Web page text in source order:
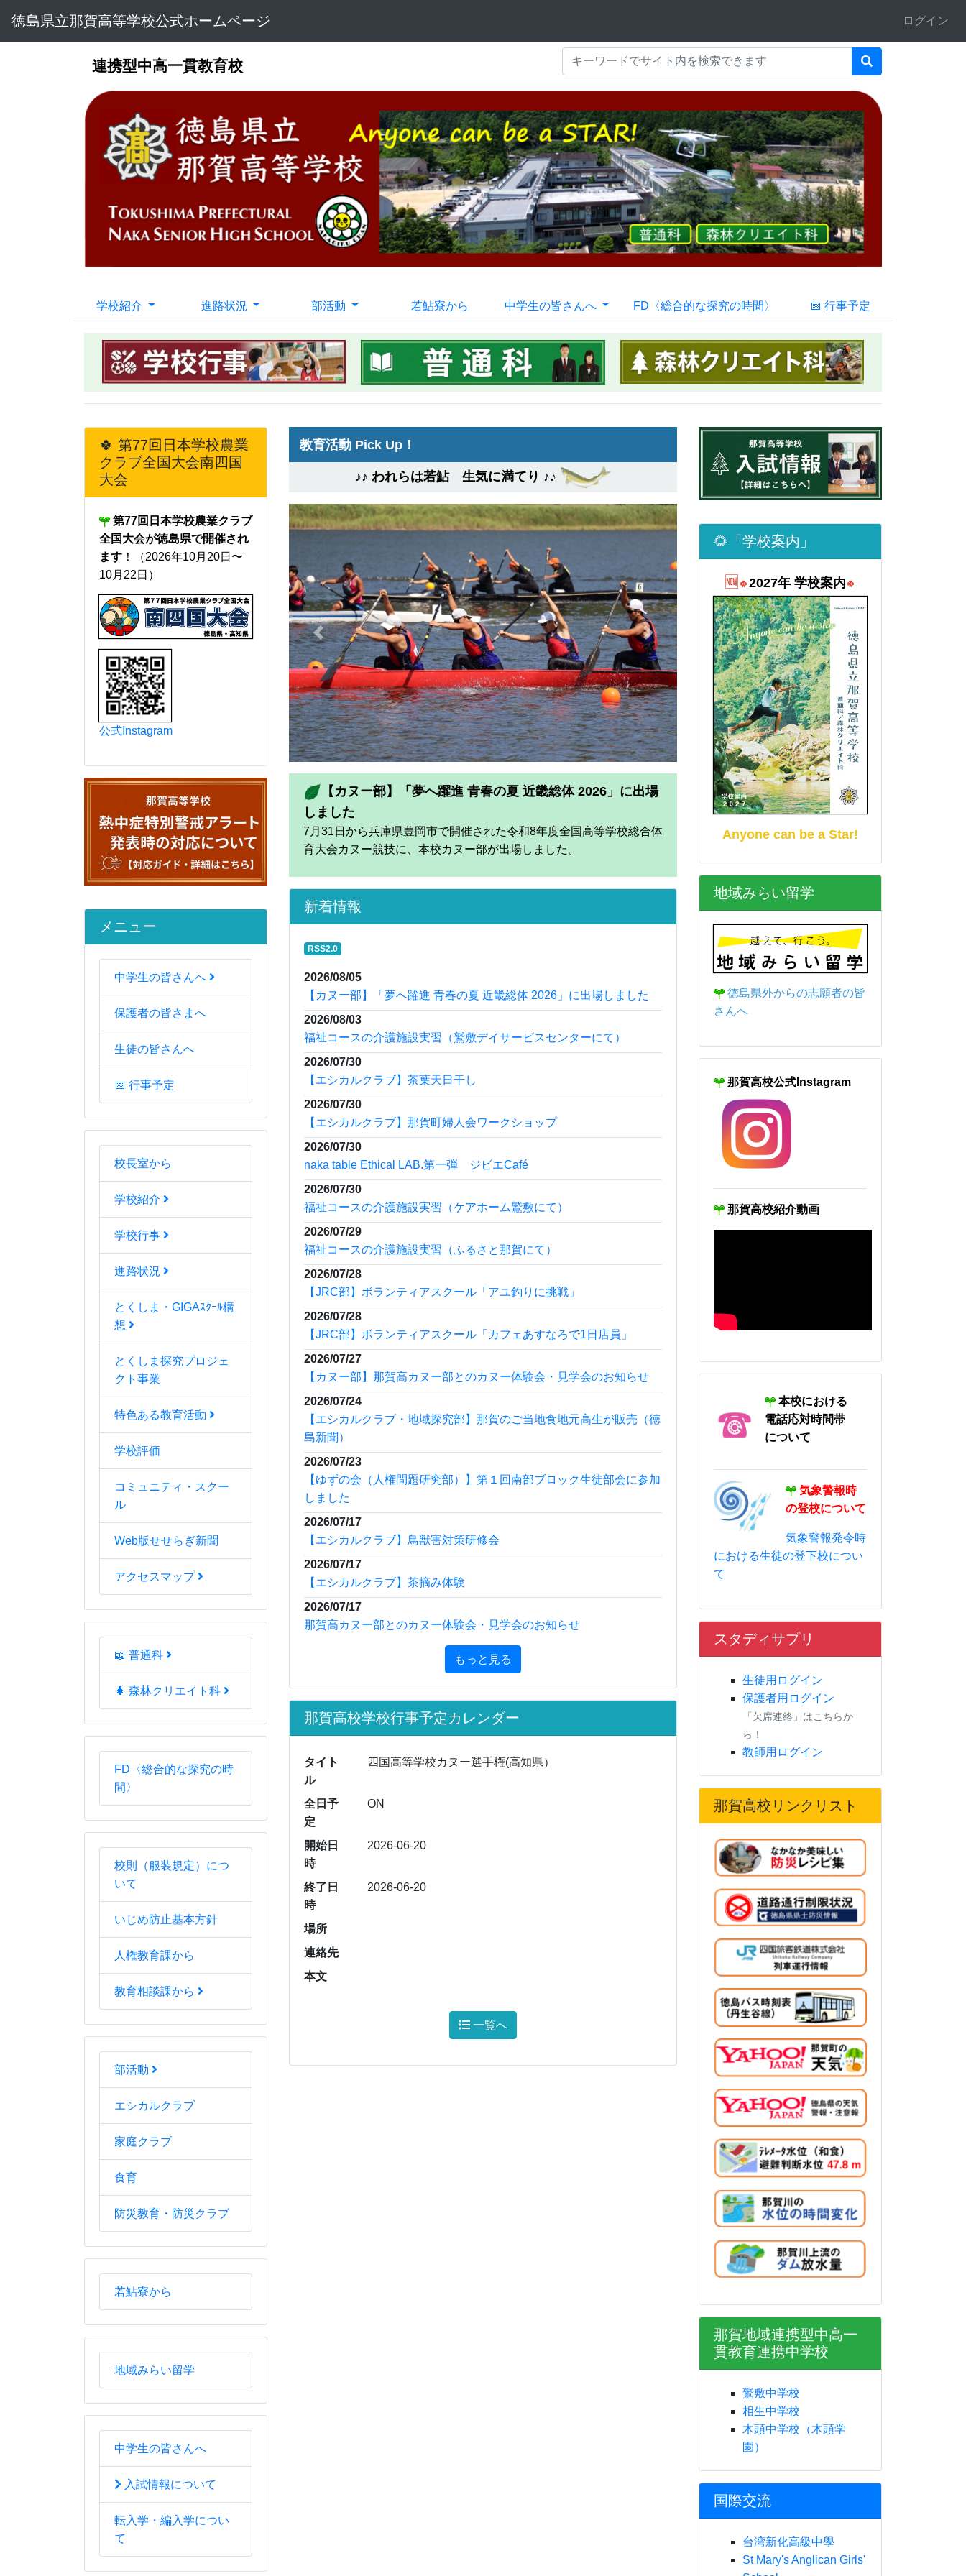
徳島県立那賀高等学校公式ホームページ ログイン
連携型中高一貫教育校
学校紹介 進路状況 部活動 若鮎寮から 中学生の皆さんへ FD〈総合的な探究の時間〉 📅 行事予定
🍀 第77回日本学校農業
クラブ全国大会南四国
大会
第77回日本学校農業クラブ
全国大会が徳島県で開催され
ます ！（2026年10月20日〜
10月22日）
公式Instagram
メニュー
中学生の皆さんへ
保護者の皆さまへ
生徒の皆さんへ
📅 行事予定
校長室から
学校紹介
学校行事
進路状況
とくしま・GIGAｽｸｰﾙ構
想
とくしま探究プロジェ
クト事業
特色ある教育活動
学校評価
コミュニティ・スクー
ル
Web版せせらぎ新聞
アクセスマップ
📖 普通科
🌲 森林クリエイト科
FD〈総合的な探究の時
間〉
校則（服装規定）につ
いて
いじめ防止基本方針
人権教育課から
教育相談課から
部活動
エシカルクラブ
家庭クラブ
食育
防災教育・防災クラブ
若鮎寮から
地域みらい留学
中学生の皆さんへ
入試情報について
転入学・編入学につい
て
教育活動 Pick Up！
♪♪ われらは若鮎 生気に満てり ♪♪
Previous Next
【カヌー部】「夢へ躍進 青春の夏 近畿総体 2026」に出場
7月31日から兵庫県豊岡市で開催された令和8年度全国高等学校総合体
育大会カヌー競技に、本校カヌー部が出場しました。
新着情報
RSS2.0
2026/08/05
【カヌー部】「夢へ躍進 青春の夏 近畿総体 2026」に出場しました
2026/08/03
2026/07/30
【エシカルクラブ】茶葉天日干し
2026/07/30
2026/07/30
naka table Ethical LAB.第一弾 ジビエCafé
福祉コースの介護施設実習（ケアホーム鷲敷にて）
2026/07/29
福祉コースの介護施設実習（ふるさと那賀にて）
2026/07/28
【JRC部】ボランティアスクール「アユ釣りに挑戦」
2026/07/28
【JRC部】ボランティアスクール「カフェあすなろで1日店員」
2026/07/27
【カヌー部】那賀高カヌー部とのカヌー体験会・見学会のお知らせ
2026/07/24
【エシカルクラブ・地域探究部】那賀のご当地食地元高生が販売（徳
島新聞）
2026/07/23
【ゆずの会（人権問題研究部）】第１回南部ブロック生徒部会に参加
2026/07/17
2026/07/17
2026/07/17
那賀高校学校行事予定カレンダー
タイト
ル
全日予
定
ON
開始日
時
2026-06-20
終了日
2026-06-20
本文
一覧へ
🌻「学校案内」
🆕 🍀 2027年 学校案内🍀
Anyone can be a Star!
地域みらい留学
徳島県外からの志願者の皆
さんへ
那賀高校公式Instagram
那賀高校紹介動画
本校における
電話応対時間帯
について
気象警報時
の登校について
気象警報発令時
における生徒の登下校につい
て
スタディサプリ
生徒用ログイン
保護者用ログイン
「欠席連絡」はこちらか
ら！
教師用ログイン
那賀高校リンクリスト
那賀地域連携型中高一
貫教育連携中学校
鷲敷中学校
相生中学校
木頭中学校（木頭学
園）
国際交流
台湾新化高級中學
St Mary's Anglican Girls'